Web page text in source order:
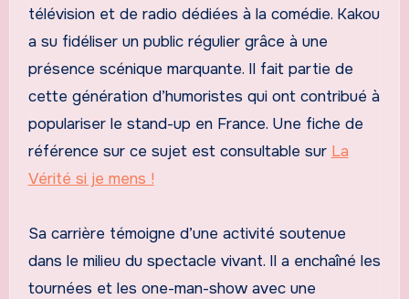
télévision et de radio dédiées à la comédie. Kakou
a su fidéliser un public régulier grâce à une
présence scénique marquante. Il fait partie de
cette génération d’humoristes qui ont contribué à
populariser le stand-up en France. Une fiche de
référence sur ce sujet est consultable sur La
Vérité si je mens !
Sa carrière témoigne d’une activité soutenue
dans le milieu du spectacle vivant. Il a enchaîné les
tournées et les one-man-show avec une